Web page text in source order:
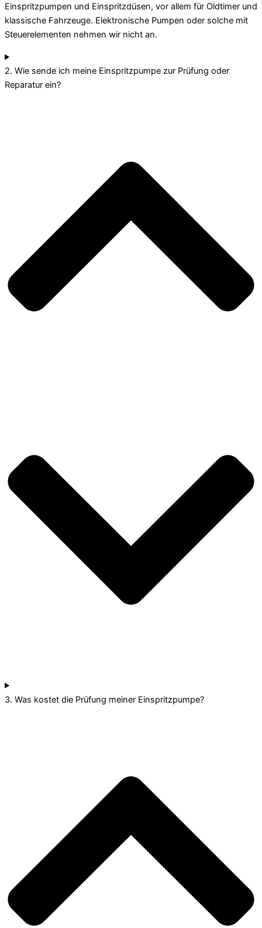
Einspritzpumpen und Einspritzdüsen, vor allem für Oldtimer und
klassische Fahrzeuge. Elektronische Pumpen oder solche mit
Steuerelementen nehmen wir nicht an.
2. Wie sende ich meine Einspritzpumpe zur Prüfung oder
Reparatur ein?
3. Was kostet die Prüfung meiner Einspritzpumpe?